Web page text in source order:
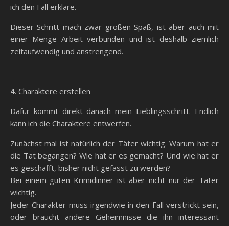
ich den Fall erkläre.
Dieser Schritt mach zwar großen Spaß, ist aber auch mit
einer Menge Arbeit verbunden und ist deshalb ziemlich
zeitaufwendig und anstrengend.
4. Charaktere erstellen
Dafür kommt direkt danach mein Lieblingsschritt. Endlich
kann ich die Charaktere entwerfen.
Zunächst mal ist natürlich der Täter wichtig. Warum hat er
die Tat begangen? Wie hat er es gemacht? Und wie hat er
es geschafft, bisher nicht gefasst zu werden?
Bei einem guten Krimidinner ist aber nicht nur der Täter
wichtig.
Jeder Charakter muss irgendwie in den Fall verstrickt sein,
oder braucht andere Geheimnisse die ihn interessant